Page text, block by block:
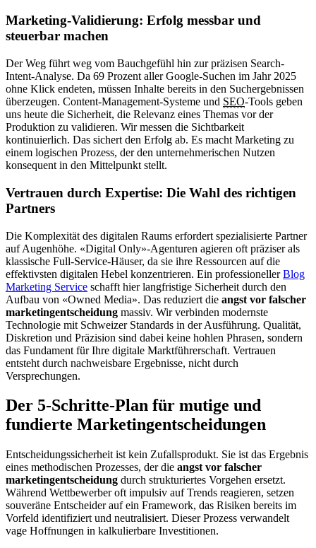
Marketing-Validierung: Erfolg messbar und
steuerbar machen
Der Weg führt weg vom Bauchgefühl hin zur präzisen Search-
Intent-Analyse. Da 69 Prozent aller Google-Suchen im Jahr 2025
ohne Klick endeten, müssen Inhalte bereits in den Suchergebnissen
überzeugen. Content-Management-Systeme und SEO-Tools geben
uns heute die Sicherheit, die Relevanz eines Themas vor der
Produktion zu validieren. Wir messen die Sichtbarkeit
kontinuierlich. Das sichert den Erfolg ab. Es macht Marketing zu
einem logischen Prozess, der den unternehmerischen Nutzen
konsequent in den Mittelpunkt stellt.
Vertrauen durch Expertise: Die Wahl des richtigen
Partners
Die Komplexität des digitalen Raums erfordert spezialisierte Partner
auf Augenhöhe. «Digital Only»-Agenturen agieren oft präziser als
klassische Full-Service-Häuser, da sie ihre Ressourcen auf die
effektivsten digitalen Hebel konzentrieren. Ein professionellerBlog
Marketing Service schafft hier langfristige Sicherheit durch den
Aufbau von «Owned Media». Das reduziert die angst vor falscher
marketingentscheidung massiv. Wir verbinden modernste
Technologie mit Schweizer Standards in der Ausführung. Qualität,
Diskretion und Präzision sind dabei keine hohlen Phrasen, sondern
das Fundament für Ihre digitale Marktführerschaft. Vertrauen
entsteht durch nachweisbare Ergebnisse, nicht durch
Versprechungen.
Der 5-Schritte-Plan für mutige und
fundierte Marketingentscheidungen
Entscheidungssicherheit ist kein Zufallsprodukt. Sie ist das Ergebnis
eines methodischen Prozesses, der die angst vor falscher
marketingentscheidung durch strukturiertes Vorgehen ersetzt.
Während Wettbewerber oft impulsiv auf Trends reagieren, setzen
souveräne Entscheider auf ein Framework, das Risiken bereits im
Vorfeld identifiziert und neutralisiert. Dieser Prozess verwandelt
vage Hoffnungen in kalkulierbare Investitionen.